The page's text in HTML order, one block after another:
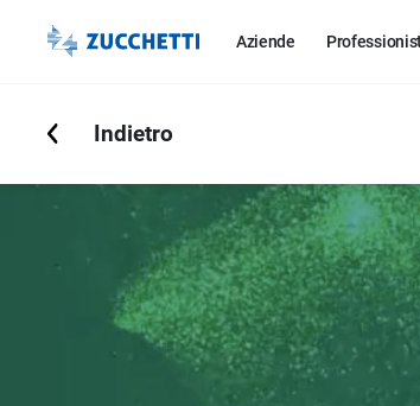
Aziende
Indietro